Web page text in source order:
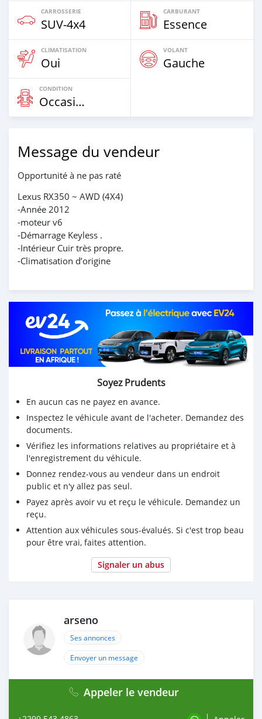
CARROSSERIE
SUV‒4x4
CARBURANT
Essence
CLIMATISATION
Oui
VOLANT
Gauche
CONDITION
Occasion
Message du vendeur
Opportunité à ne pas raté
Lexus RX350 ~ AWD (4X4)
-Année 2012
-moteur v6
-Démarrage Keyless .
-Intérieur Cuir très propre.
-Climatisation d’origine
Soyez Prudents
En aucun cas ne payez en avance.
Inspectez le véhicule avant de l'acheter. Demandez des
documents.
Vérifiez les informations relatives au propriétaire et à
l'enregistrement du véhicule.
Donnez rendez-vous au vendeur dans un endroit
public et n'y allez pas seul.
Payez après avoir vu et reçu le véhicule. Demandez un
reçu.
Attention aux véhicules sous-évalués. Si c'est trop beau
pour être vrai, faites attention.
Signaler un abus
arseno
Ses annonces
Envoyer un message
Appeler le vendeur